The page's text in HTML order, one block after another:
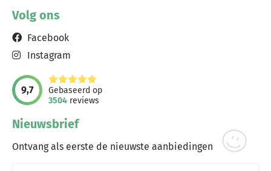
Volg ons
Facebook
Instagram
9,7
Gebaseerd op
3504 reviews
Nieuwsbrief
Ontvang als eerste de nieuwste aanbiedingen